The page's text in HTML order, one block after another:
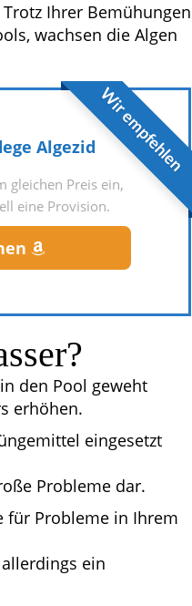
Ihrer Bemühungen
wachsen die Algen
Wir empfehlen
Algezid
gleichen Preis ein,
eine Provision.
den Pool geweht
erhöhen.
eingesetzt
Probleme dar.
für Probleme in Ihrem
ein